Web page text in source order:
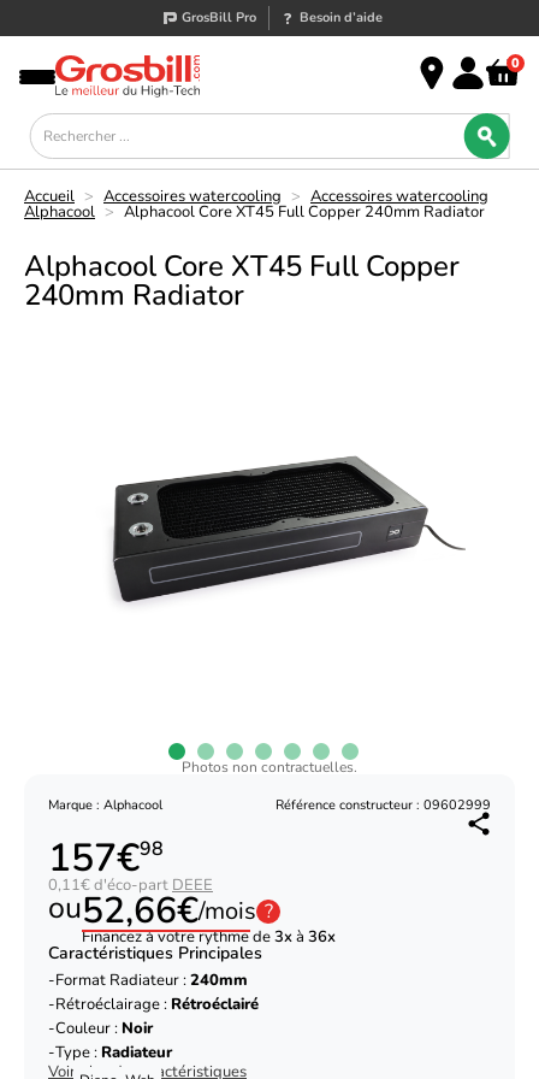
GrosBill Pro Besoin d’aide
0
Accueil > Accessoires watercooling > Accessoires watercooling
Alphacool > Alphacool Core XT45 Full Copper 240mm Radiator
Alphacool Core XT45 Full Copper
240mm Radiator
Photos non contractuelles.
Marque : Alphacool Référence constructeur : 09602999
157€98
0,11€ d'éco-part DEEE
ou52,66€/mois ?
Financez à votre rythme de3xà 36x
Caractéristiques Principales
Format Radiateur :240mm
Rétroéclairage : Rétroéclairé
Couleur : Noir
Type : Radiateur
Voir plus de caractéristiques